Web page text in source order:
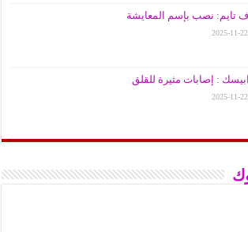
تايم: نصب بإسم المعايشة
2025-11-22
: إصابات مثيرة للقلق
2025-11-22